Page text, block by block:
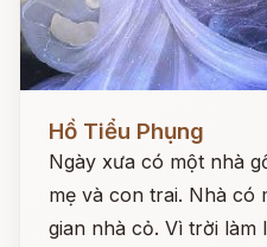
Đọc ngay
Hồ Tiểu Phụng
Ngày xưa có một nhà
mẹ và con trai. Nhà có
gian nhà cỏ. Vì trời làm